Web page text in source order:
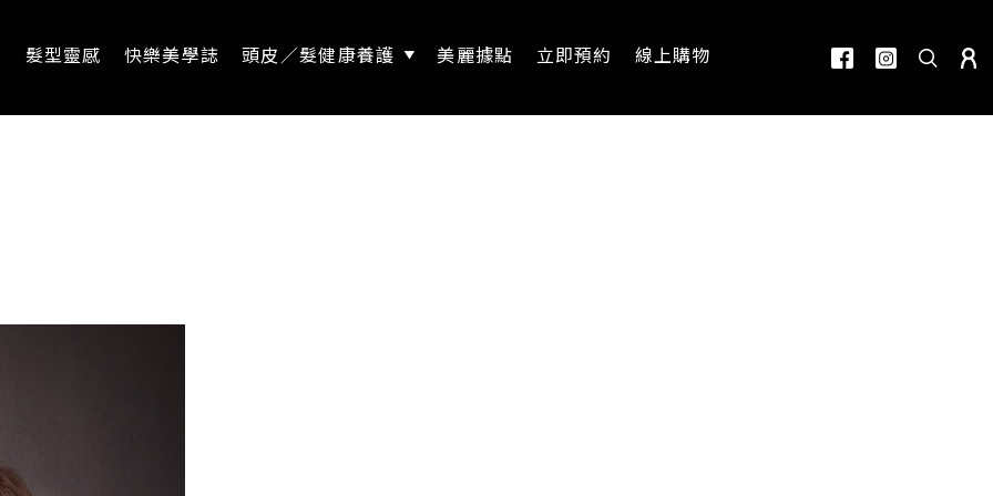
髮型靈感 快樂美學誌 頭皮／髮健康養護 美麗據點 立即預約 線上購物